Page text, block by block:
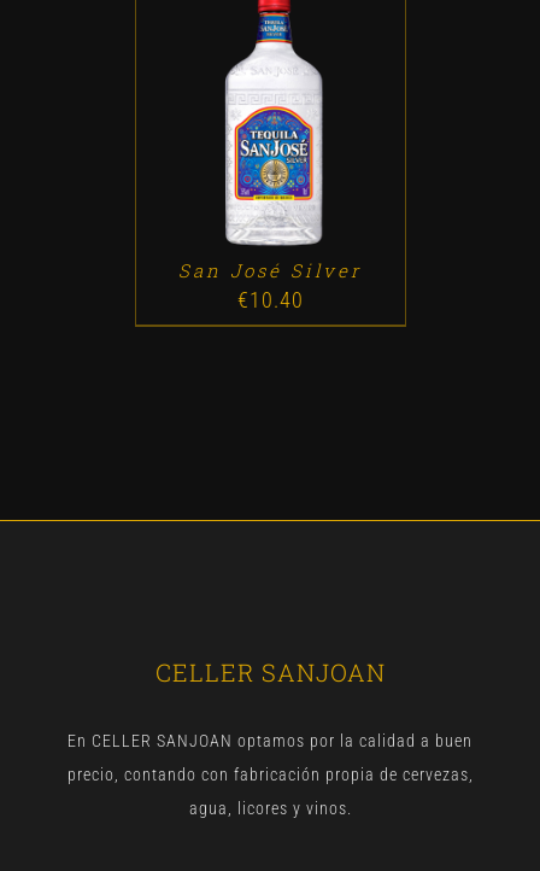
ADD TO CART / DETALLES
San José Silver
€10.40
CELLER SANJOAN
En CELLER SANJOAN optamos por la calidad a buen
precio, contando con fabricación propia de cervezas,
agua, licores y vinos.